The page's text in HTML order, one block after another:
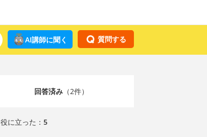
質問する
AI講師に聞く
回答済み（2件）
役に立った： 5